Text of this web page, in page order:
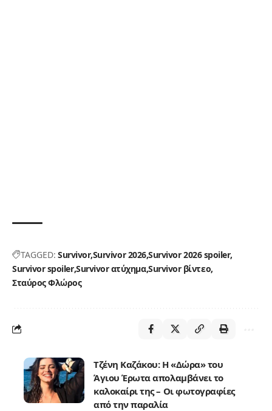
TAGGED: SurvivorSurvivor 2026Survivor 2026 spoiler
Survivor spoilerSurvivor ατύχημαSurvivor βίντεο
Σταύρος Φλώρος
Τζένη Καζάκου: Η «Δώρα» του
Άγιου Έρωτα απολαμβάνει το
καλοκαίρι της – Οι φωτογραφίες
από την παραλία